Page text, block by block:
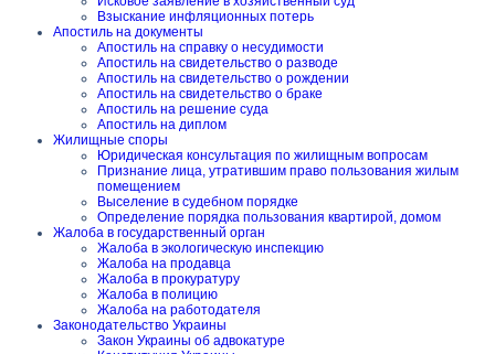
Взыскание инфляционных потерь
Апостиль на документы
Апостиль на справку о несудимости
Апостиль на свидетельство о разводе
Апостиль на свидетельство о рождении
Апостиль на свидетельство о браке
Апостиль на решение суда
Апостиль на диплом
Жилищные споры
Юридическая консультация по жилищным вопросам
Признание лица, утратившим право пользования жилым
помещением
Выселение в судебном порядке
Определение порядка пользования квартирой, домом
Жалоба в государственный орган
Жалоба в экологическую инспекцию
Жалоба на продавца
Жалоба в прокуратуру
Жалоба в полицию
Жалоба на работодателя
Законодательство Украины
Закон Украины об адвокатуре